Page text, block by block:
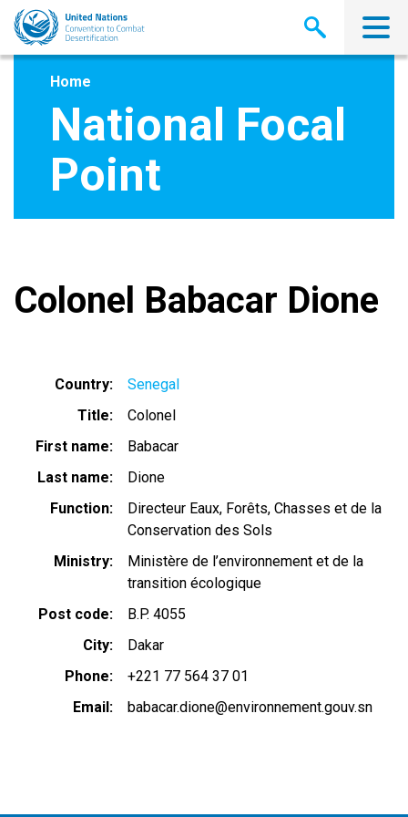
Skip
main
Home
National Focal
Point
Colonel Babacar Dione
Country
Senegal
Title
Colonel
First name
Babacar
Last name
Dione
Function
Directeur Eaux, Forêts, Chasses et de la
Conservation des Sols
Ministry
Ministère de l’environnement et de la
transition écologique
Post code
B.P. 4055
City
Dakar
Phone
+221 77 564 37 01
Email
babacar.dione@environnement.gouv.sn